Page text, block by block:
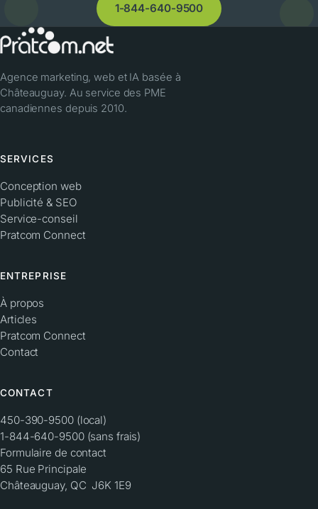
1-844-640-9500
Agence marketing, web et IA basée à
Châteauguay. Au service des PME
canadiennes depuis 2010.
SERVICES
Conception web
Publicité & SEO
Service-conseil
Pratcom Connect
ENTREPRISE
À propos
Articles
Pratcom Connect
Contact
CONTACT
450-390-9500 (local)
1-844-640-9500 (sans frais)
Formulaire de contact
65 Rue Principale
Châteauguay, QC J6K 1E9